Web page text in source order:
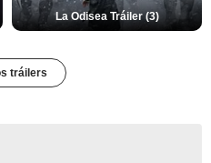
La Odisea Tráiler (3)
tráilers